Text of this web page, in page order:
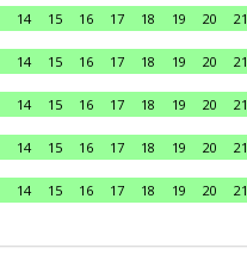
14 15 16 17 18 19 20 21
14 15 16 17 18 19 20 21
14 15 16 17 18 19 20 21
14 15 16 17 18 19 20 21
14 15 16 17 18 19 20 21